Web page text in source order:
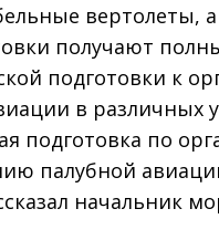
вертолеты,
получают
подготовки к
в различных
подготовка по
палубной
начальник